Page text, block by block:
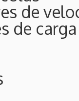
de
de carga